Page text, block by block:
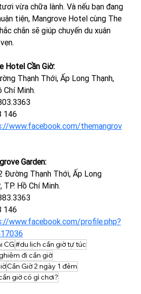
vừa chữa lành. Và nếu bạn đang
tiện, Mangrove Hotel cùng The
chắn sẽ giúp chuyến du xuân
Hotel Cần Giờ:
Thạnh Thới, Ấp Long Thạnh,
Chí Minh.
146
www.facebook.com/themangrov
Garden:
Đường Thạnh Thới, Ấp Long
TP. Hồ Chí Minh.
146
www.facebook.com/profile.php?
CG#du lịch cần giờ tự túc
đi cần giờ
Cần Giờ 2 ngày 1 đêm
giờ có gì chơi?